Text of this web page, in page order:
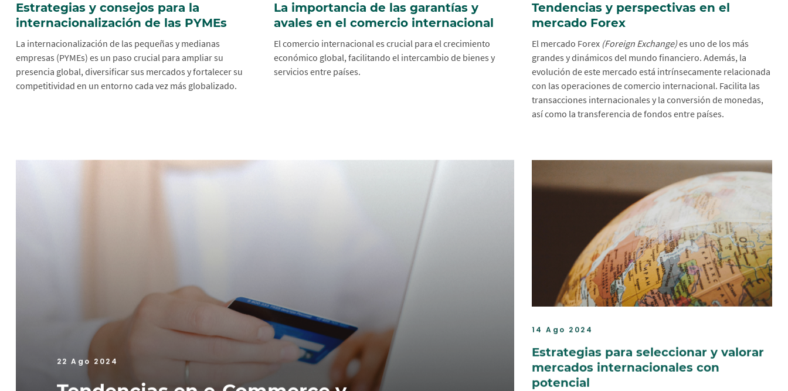
Estrategias y consejos para la
internacionalización de las PYMEs
La internacionalización de las pequeñas y medianas
empresas (PYMEs) es un paso crucial para ampliar su
presencia global, diversificar sus mercados y fortalecer su
competitividad en un entorno cada vez más globalizado.
La importancia de las garantías y
avales en el comercio internacional
El comercio internacional es crucial para el crecimiento
económico global, facilitando el intercambio de bienes y
servicios entre países.
Tendencias y perspectivas en el
mercado Forex
El mercado Forex (Foreign Exchange)es uno de los más
grandes y dinámicos del mundo financiero. Además, la
evolución de este mercado está intrínsecamente relacionada
con las operaciones de comercio internacional. Facilita las
transacciones internacionales y la conversión de monedas,
así como la transferencia de fondos entre países.
22 Ago 2024
14 Ago 2024
Estrategias para seleccionar y valorar
mercados internacionales con
potencial